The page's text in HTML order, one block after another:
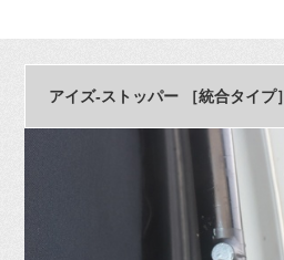
アイズ-ストッパー ［統合タイプ］